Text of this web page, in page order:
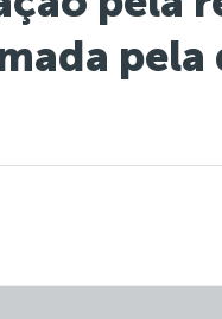
pela